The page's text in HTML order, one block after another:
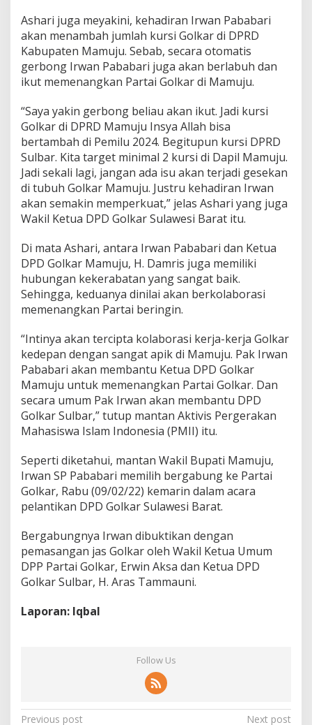
u
Ashari juga meyakini, kehadiran Irwan Pababari
akan menambah jumlah kursi Golkar di DPRD
Kabupaten Mamuju. Sebab, secara otomatis
gerbong Irwan Pababari juga akan berlabuh dan
ikut memenangkan Partai Golkar di Mamuju.
“Saya yakin gerbong beliau akan ikut. Jadi kursi
Golkar di DPRD Mamuju Insya Allah bisa
bertambah di Pemilu 2024. Begitupun kursi DPRD
Sulbar. Kita target minimal 2 kursi di Dapil Mamuju.
Jadi sekali lagi, jangan ada isu akan terjadi gesekan
di tubuh Golkar Mamuju. Justru kehadiran Irwan
akan semakin memperkuat,” jelas Ashari yang juga
Wakil Ketua DPD Golkar Sulawesi Barat itu.
Di mata Ashari, antara Irwan Pababari dan Ketua
DPD Golkar Mamuju, H. Damris juga memiliki
hubungan kekerabatan yang sangat baik.
Sehingga, keduanya dinilai akan berkolaborasi
memenangkan Partai beringin.
“Intinya akan tercipta kolaborasi kerja-kerja Golkar
kedepan dengan sangat apik di Mamuju. Pak Irwan
Pababari akan membantu Ketua DPD Golkar
Mamuju untuk memenangkan Partai Golkar. Dan
secara umum Pak Irwan akan membantu DPD
Golkar Sulbar,” tutup mantan Aktivis Pergerakan
Mahasiswa Islam Indonesia (PMII) itu.
Seperti diketahui, mantan Wakil Bupati Mamuju,
Irwan SP Pababari memilih bergabung ke Partai
Golkar, Rabu (09/02/22) kemarin dalam acara
pelantikan DPD Golkar Sulawesi Barat.
Bergabungnya Irwan dibuktikan dengan
pemasangan jas Golkar oleh Wakil Ketua Umum
DPP Partai Golkar, Erwin Aksa dan Ketua DPD
Golkar Sulbar, H. Aras Tammauni.
Laporan: Iqbal
Follow Us
Previous post
Next post